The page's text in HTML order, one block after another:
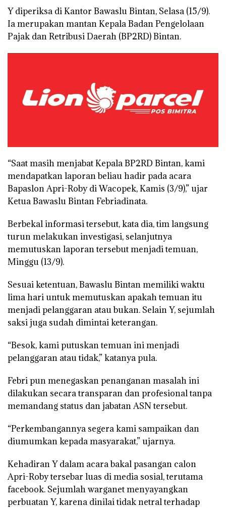
Y diperiksa di Kantor Bawaslu Bintan, Selasa (15/9).
Ia merupakan mantan Kepala Badan Pengelolaan
Pajak dan Retribusi Daerah (BP2RD) Bintan.
“Saat masih menjabat Kepala BP2RD Bintan, kami
mendapatkan laporan beliau hadir pada acara
Bapaslon Apri-Roby di Wacopek, Kamis (3/9),” ujar
Ketua Bawaslu Bintan Febriadinata.
Berbekal informasi tersebut, kata dia, tim langsung
turun melakukan investigasi, selanjutnya
memutuskan laporan tersebut menjadi temuan,
Minggu (13/9).
Sesuai ketentuan, Bawaslu Bintan memiliki waktu
lima hari untuk memutuskan apakah temuan itu
menjadi pelanggaran atau bukan. Selain Y, sejumlah
saksi juga sudah dimintai keterangan.
“Besok, kami putuskan temuan ini menjadi
pelanggaran atau tidak,” katanya pula.
Febri pun menegaskan penanganan masalah ini
dilakukan secara transparan dan profesional tanpa
memandang status dan jabatan ASN tersebut.
“Perkembangannya segera kami sampaikan dan
diumumkan kepada masyarakat,” ujarnya.
Kehadiran Y dalam acara bakal pasangan calon
Apri-Roby tersebar luas di media sosial, terutama
facebook. Sejumlah warganet menyayangkan
perbuatan Y, karena dinilai tidak netral terhadap